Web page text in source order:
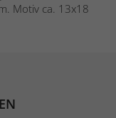
Motiv ca. 13x18